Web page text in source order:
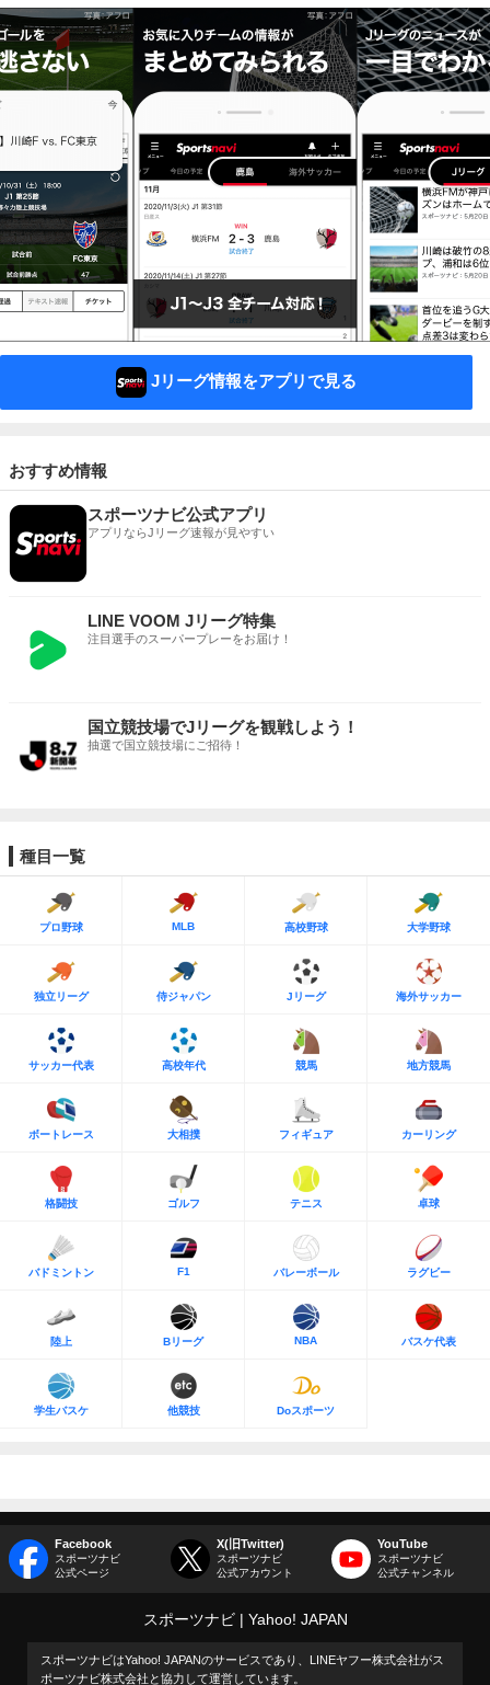
Jリーグ情報をアプリで見る
おすすめ情報
スポーツナビ公式アプリ
アプリならJリーグ速報が見やすい
LINE VOOM Jリーグ特集
注目選手のスーパープレーをお届け！
国立競技場でJリーグを観戦しよう！
抽選で国立競技場にご招待！
種目一覧
プロ野球 MLB 高校野球 大学野球
独立リーグ 侍ジャパン Jリーグ 海外サッカー
サッカー代表 高校年代 競馬 地方競馬
ボートレース 大相撲 フィギュア カーリング
格闘技 ゴルフ テニス 卓球
バドミントン F1 バレーボール ラグビー
陸上 Bリーグ NBA バスケ代表
学生バスケ 他競技 Doスポーツ
Facebook
スポーツナビ
公式ページ
X(旧Twitter)
スポーツナビ
公式アカウント
YouTube
スポーツナビ
公式チャンネル
スポーツナビ Yahoo! JAPAN
スポーツナビはYahoo! JAPANのサービスであり、LINEヤフー株式会社がス
ポーツナビ株式会社と協力して運営しています。